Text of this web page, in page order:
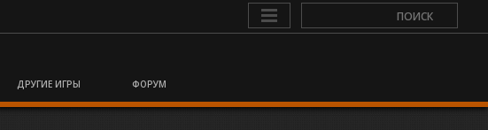
ДРУГИЕ ИГРЫ ФОРУМ